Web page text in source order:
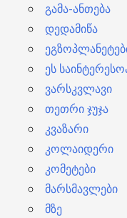
გამა-ანთება
დედამიწა
ეს
ვარსკვლავი
თეთრი ჯუჯა
კვაზარი
კოლაიდერი
კომეტები
მარსმავლები
მზე